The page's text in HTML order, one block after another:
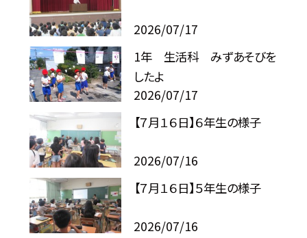
2026/07/17
1年 生活科 みずあそびを
したよ
2026/07/17
【７月１６日】６年生の様子
2026/07/16
【７月１６日】５年生の様子
2026/07/16